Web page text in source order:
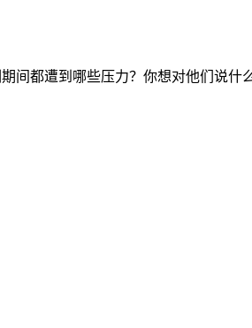
间都遭到哪些压力？你想对他们说什